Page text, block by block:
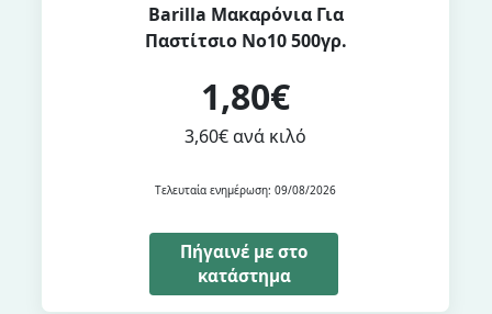
Barilla Μακαρόνια Για
Παστίτσιο Νo10 500γρ.
1,80€
3,60€ ανά κιλό
Τελευταία ενημέρωση: 09/08/2026
Πήγαινέ με στο
κατάστημα